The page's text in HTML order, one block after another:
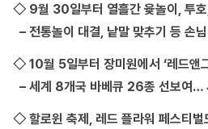
◇ 9월 30일부터 열흘간 윷놀이, 투호,
– 전통놀이 대결, 낱말 맞추기 등 손
◇ 10월 5일부터 장미원에서 ‘레드앤
– 세계 8개국 바베큐 26종 선보여…
◇ 할로윈 축제, 레드 플라워 페스티벌